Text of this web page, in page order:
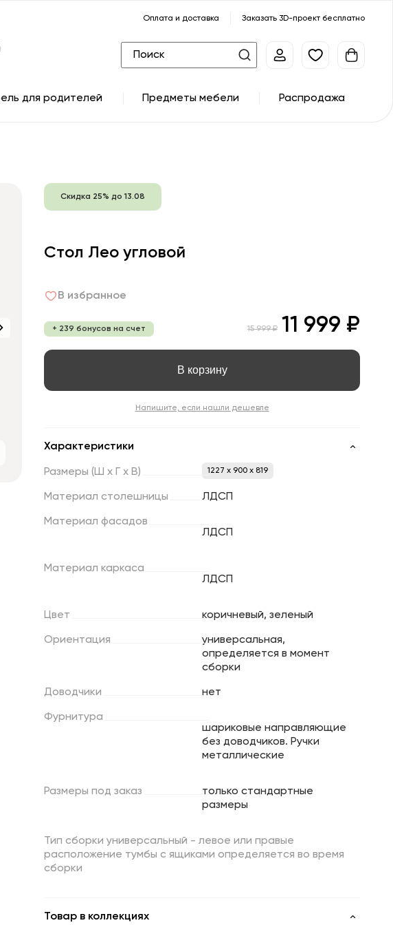
Оплата и доставка Заказать 3D-проект бесплатно
для родителей Предметы мебели Распродажа
Скидка 25% до 13.08
Стол Лео угловой
В избранное
+ 239 бонусов на счет 15 999 ₽ 11 999 ₽
В корзину
Напишите, если нашли дешевле
Характеристики
Размеры (Ш х Г х В) 1227 x 900 x 819
Материал столешницы ЛДСП
Материал фасадов
ЛДСП
Материал каркаса
ЛДСП
Цвет коричневый, зеленый
Ориентация
универсальная,
определяется в момент
сборки
Доводчики нет
Фурнитура
шариковые направляющие
без доводчиков. Ручки
металлические
Размеры под заказ
только стандартные
размеры
Тип сборки универсальный - левое или правые
расположение тумбы с ящиками определяется во время
сборки
Товар в коллекциях